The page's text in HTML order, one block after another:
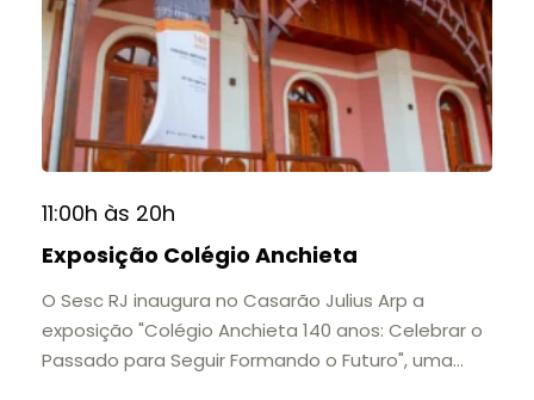
11:00h às 20h
Exposição Colégio Anchieta
O Sesc RJ inaugura no Casarão Julius Arp a
exposição "Colégio Anchieta 140 anos: Celebrar o
Passado para Seguir Formando o Futuro", uma